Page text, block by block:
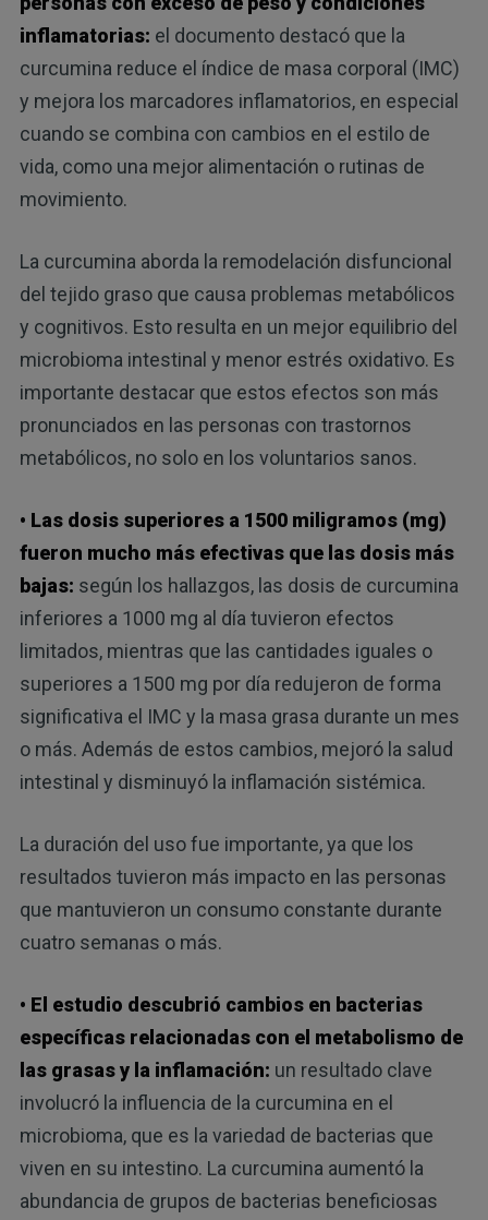
inflamatorias: el documento destacó que la
curcumina reduce el índice de masa corporal (IMC)
y mejora los marcadores inflamatorios, en especial
cuando se combina con cambios en el estilo de
vida, como una mejor alimentación o rutinas de
movimiento.
La curcumina aborda la remodelación disfuncional
del tejido graso que causa problemas metabólicos
y cognitivos. Esto resulta en un mejor equilibrio del
microbioma intestinal y menor estrés oxidativo. Es
importante destacar que estos efectos son más
pronunciados en las personas con trastornos
metabólicos, no solo en los voluntarios sanos.
• Las dosis superiores a 1500 miligramos (mg)
fueron mucho más efectivas que las dosis más
bajas: según los hallazgos, las dosis de curcumina
inferiores a 1000 mg al día tuvieron efectos
limitados, mientras que las cantidades iguales o
superiores a 1500 mg por día redujeron de forma
significativa el IMC y la masa grasa durante un mes
o más. Además de estos cambios, mejoró la salud
intestinal y disminuyó la inflamación sistémica.
La duración del uso fue importante, ya que los
resultados tuvieron más impacto en las personas
que mantuvieron un consumo constante durante
cuatro semanas o más.
• El estudio descubrió cambios en bacterias
específicas relacionadas con el metabolismo de
las grasas y la inflamación: un resultado clave
involucró la influencia de la curcumina en el
microbioma, que es la variedad de bacterias que
viven en su intestino. La curcumina aumentó la
abundancia de grupos de bacterias beneficiosas